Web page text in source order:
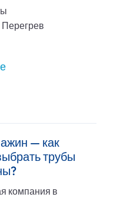
— как
трубы
компания в